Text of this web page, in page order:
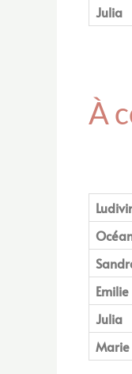
Julia
À
Emilie
Julia
Marie